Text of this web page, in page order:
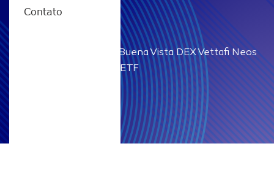
Contato
ETF
ETHY11 – Buena Vista DEX Vettafi Neos
Ethereum High Income ETF